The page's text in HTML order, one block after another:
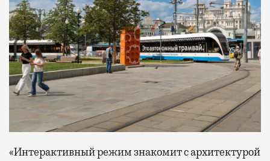
«Интерактивный режим знакомит с архитектурой